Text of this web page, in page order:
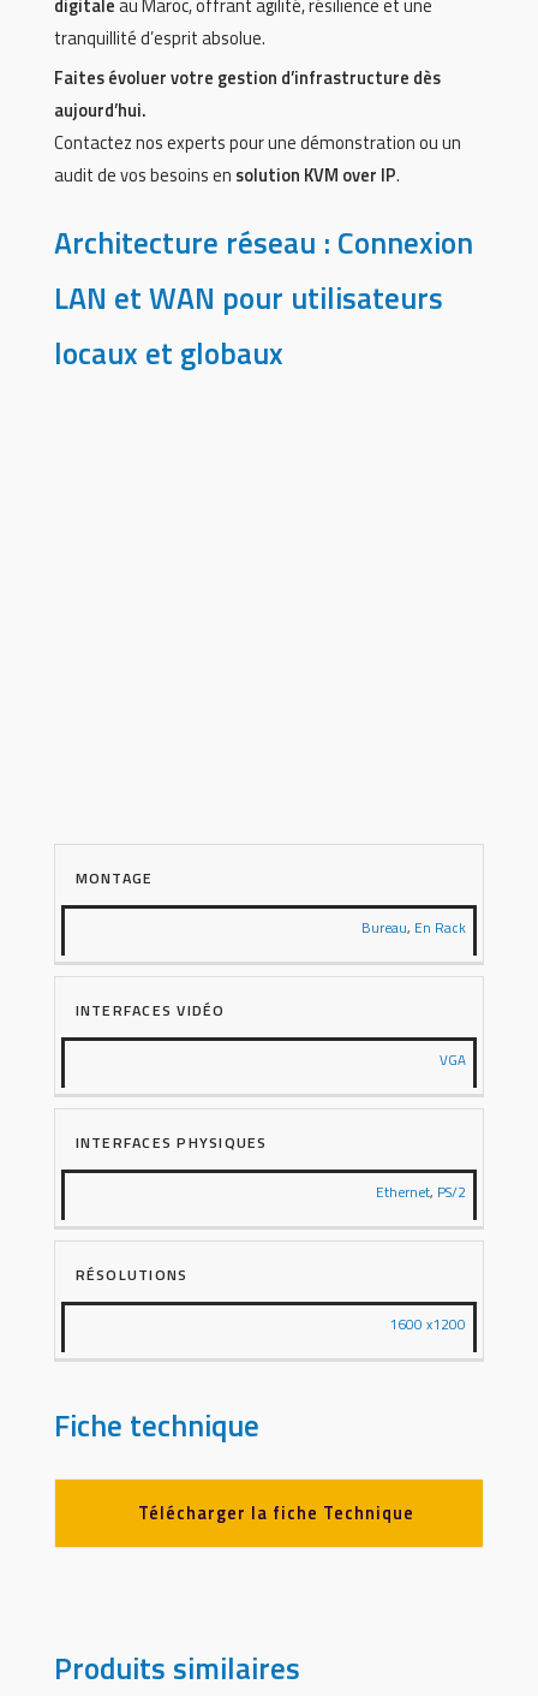
tranquillité d’esprit absolue.
Faites évoluer votre gestion d’infrastructure dès
aujourd’hui.
Contactez nos experts pour une démonstration ou un
audit de vos besoins en solution KVM over IP.
Architecture réseau : Connexion
LAN et WAN pour utilisateurs
locaux et globaux
MONTAGE
Bureau, En Rack
INTERFACES VIDÉO
VGA
INTERFACES PHYSIQUES
Ethernet, PS/2
RÉSOLUTIONS
1600 x1200
Fiche technique
Télécharger la fiche Technique
Produits similaires